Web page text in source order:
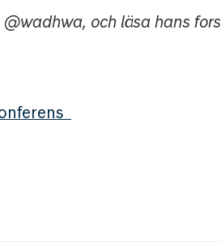
och läsa hans